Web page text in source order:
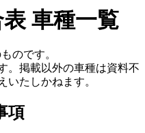
車種一覧
のです。
。掲載以外の車種は資料不
たしかねます。
項